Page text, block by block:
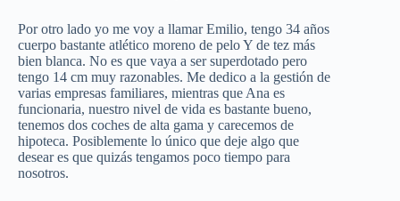
Por otro lado yo me voy a llamar Emilio, tengo 34 años
cuerpo bastante atlético moreno de pelo Y de tez más
bien blanca. No es que vaya a ser superdotado pero
tengo 14 cm muy razonables. Me dedico a la gestión de
varias empresas familiares, mientras que Ana es
funcionaria, nuestro nivel de vida es bastante bueno,
tenemos dos coches de alta gama y carecemos de
hipoteca. Posiblemente lo único que deje algo que
desear es que quizás tengamos poco tiempo para
nosotros.